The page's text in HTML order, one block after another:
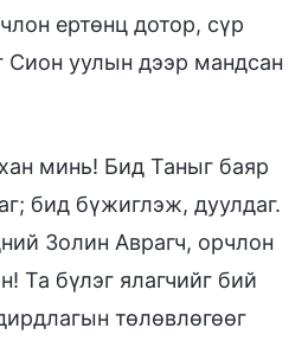
ертөнц дотор, сүр
Сион уулын дээр мандсан
минь! Бид Таныг баяр
бид бүжиглэж, дуулдаг.
Золин Аврагч, орчлон
Та бүлэг ялагчийг бий
төлөвлөгөөг